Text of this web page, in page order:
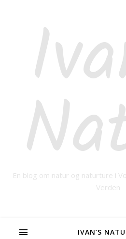
En blog om natur og naturture i
Verden
IVAN’S